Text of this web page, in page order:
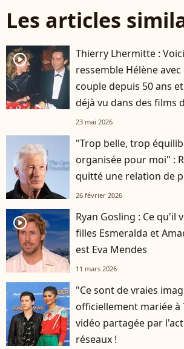
Les articles
player2
Thierry Lhermitte :
ressemble Hélène
couple depuis 50 ans
déjà vu dans des films
23 mai 2026
"Trop belle, trop
organisée pour moi" :
quitté une relation de
26 février 2026
player2
Ryan Gosling : Ce qu'il
filles Esmeralda et
est Eva Mendes
11 mars 2026
"Ce sont de vraies
officiellement mariée à
vidéo partagée par
réseaux !